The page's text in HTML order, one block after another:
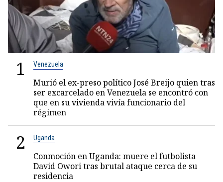
1 Venezuela
Murió el ex-preso político José Breijo quien tras
ser excarcelado en Venezuela se encontró con
que en su vivienda vivía funcionario del
régimen
2 Uganda
Conmoción en Uganda: muere el futbolista
David Owori tras brutal ataque cerca de su
residencia